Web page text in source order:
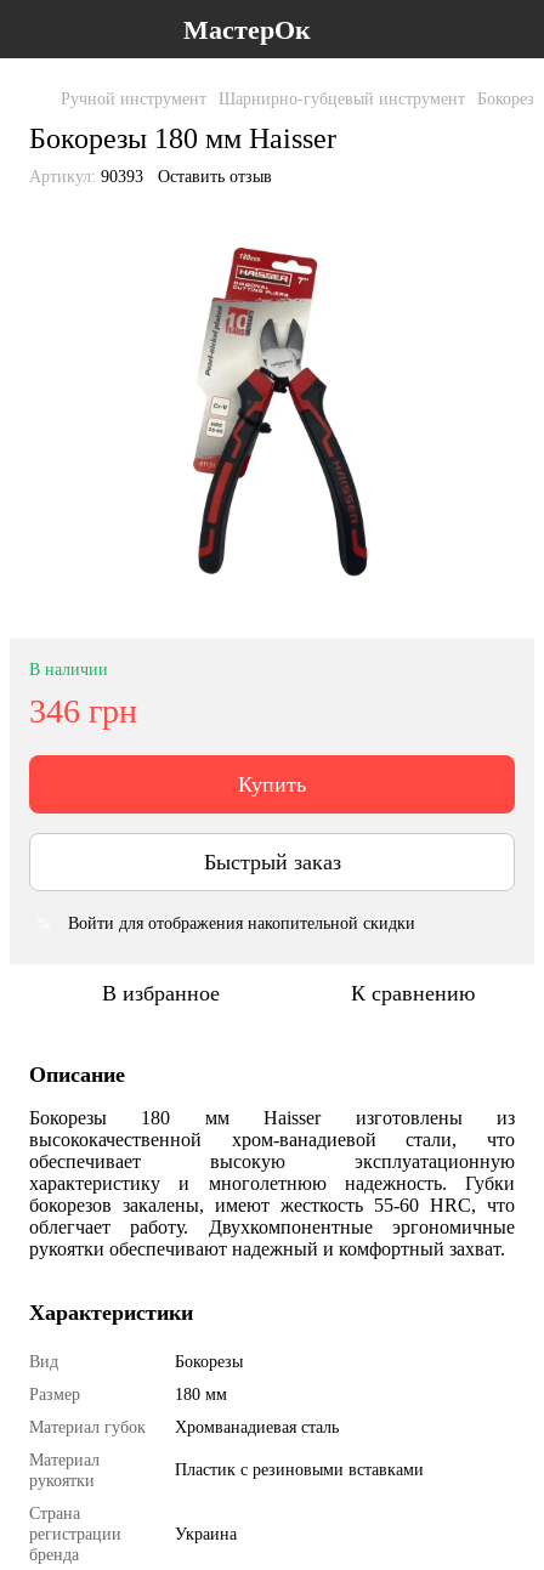
МастерОк
Ручной инструмент Шарнирно-губцевый инструмент Бокорезы
Бокорезы 180 мм Haisser
Артикул: 90393 Оставить отзыв
В наличии
346 грн
Купить
Быстрый заказ
Войти для отображения накопительной скидки
В избранное К сравнению
Описание
Бокорезы 180 мм Haisser изготовлены из
высококачественной хром-ванадиевой стали, что
обеспечивает высокую эксплуатационную
характеристику и многолетнюю надежность. Губки
бокорезов закалены, имеют жесткость 55-60 HRC, что
облегчает работу. Двухкомпонентные эргономичные
рукоятки обеспечивают надежный и комфортный захват.
Характеристики
Вид
Бокорезы
Размер
180 мм
Материал губок
Хромванадиевая сталь
Материал
рукоятки
Пластик с резиновыми вставками
Страна
регистрации
бренда
Украина